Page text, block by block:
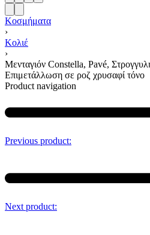
Κοσμήματα
›
Κολιέ
›
Μενταγιόν Constella, Pavé,
Επιμετάλλωση σε ροζ χρυσαφί τόνο
Product navigation
Previous product:
Next product: